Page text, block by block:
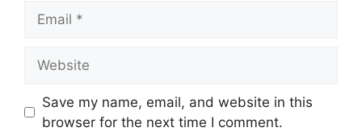
Save my name, email, and website in this
browser for the next time I comment.